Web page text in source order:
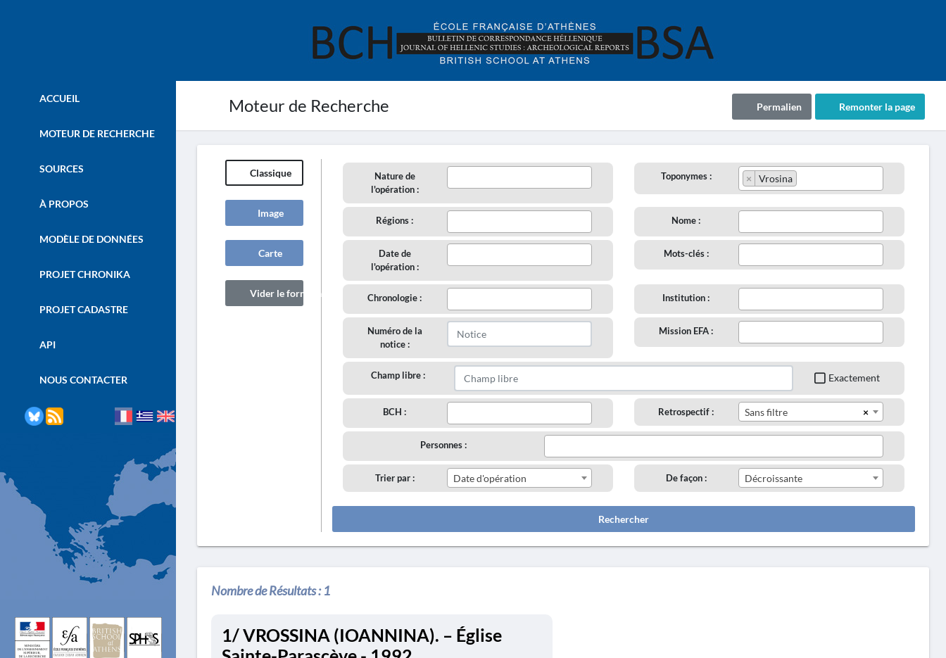
Moteur de Recherche Remonter la page
Permalien
ACCUEIL
MOTEUR DE RECHERCHE
SOURCES
À PROPOS
MODÈLE DE DONNÉES
PROJET CHRONIKA
PROJET CADASTRE
API
NOUS CONTACTER
Classique
Image
Carte
Vider le formulaire
Nature de
l'opération :
Toponymes : × Vrosina
Régions : Nome :
Date de
l'opération :
Mots-clés :
Chronologie : Institution :
Numéro de la
notice :
Mission EFA :
Champ libre : Exactement
BCH : Retrospectif : ×
Sans filtre
Personnes :
Trier par : Date d'opération De façon : Décroissante
Rechercher
Nombre de Résultats :1
1/ VROSSINA (IOANNINA). – Église